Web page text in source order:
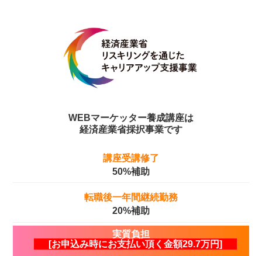
WEBマーケッター養成講座は
経済産業省採択事業です
講座受講修了
50%補助
転職後一年間継続勤務
20%補助
実質負担
[お申込み時にお支払い頂く金額29.7万円]